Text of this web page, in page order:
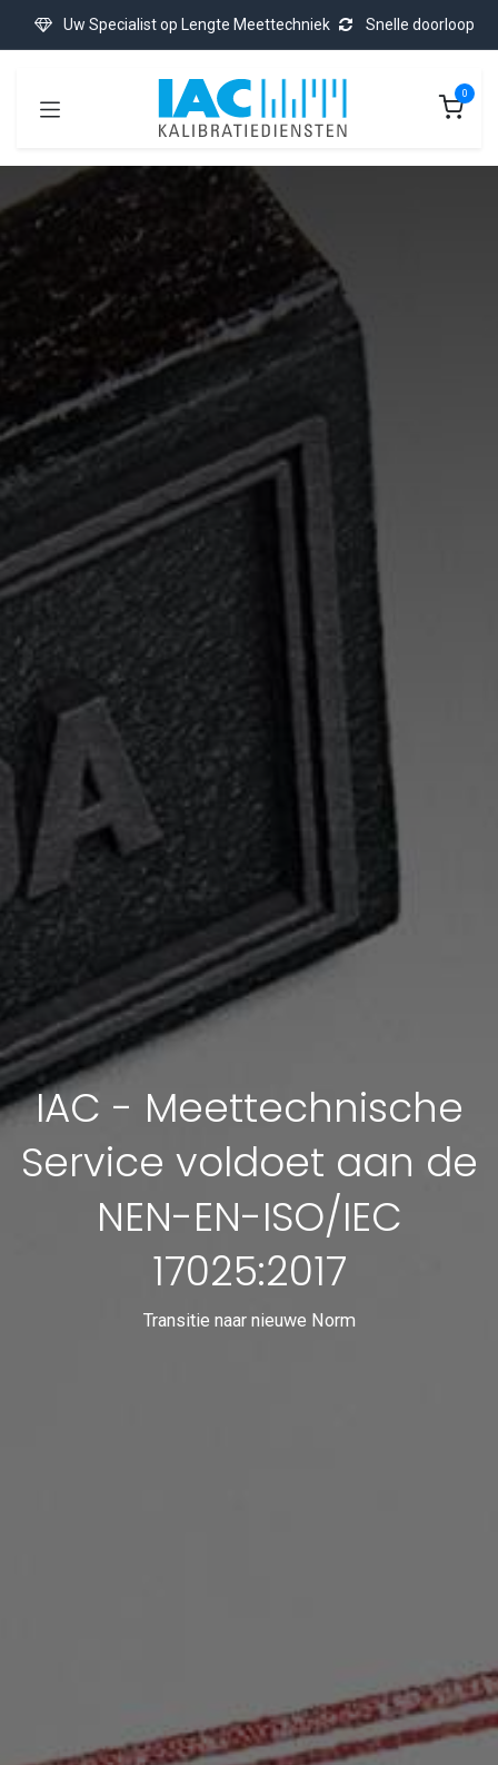
Uw Specialist op Lengte Meettechniek Snelle doorloop
0
IAC - Meettechnische
Service voldoet aan de
NEN-EN-ISO/IEC
17025:2017
Transitie naar nieuwe Norm